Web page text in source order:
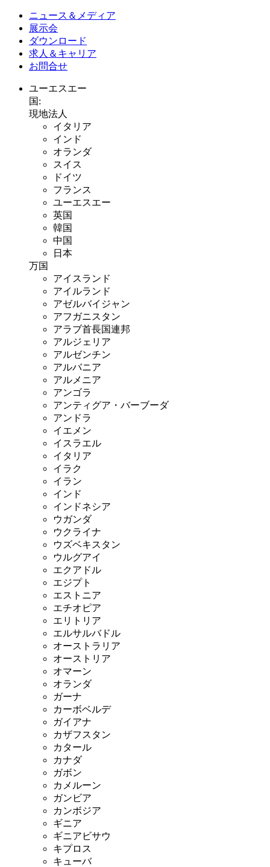
ニュース＆メディア
展示会
ダウンロード
求人＆キャリア
お問合せ
ユーエスエー
国:
現地法人
イタリア
インド
オランダ
スイス
ドイツ
フランス
ユーエスエー
英国
韓国
中国
日本
万国
アイスランド
アイルランド
アゼルバイジャン
アフガニスタン
アラブ首長国連邦
アルジェリア
アルゼンチン
アルバニア
アルメニア
アンゴラ
アンティグア・バーブーダ
アンドラ
イエメン
イスラエル
イタリア
イラク
イラン
インド
インドネシア
ウガンダ
ウクライナ
ウズベキスタン
ウルグアイ
エクアドル
エジプト
エストニア
エチオピア
エリトリア
エルサルバドル
オーストラリア
オーストリア
オマーン
オランダ
ガーナ
カーボベルデ
ガイアナ
カザフスタン
カタール
カナダ
ガボン
カメルーン
ガンビア
カンボジア
ギニア
ギニアビサウ
キプロス
キューバ